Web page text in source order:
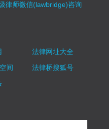
律师微信(lawbridge)咨询
法律网址大全
间
法律桥搜狐号